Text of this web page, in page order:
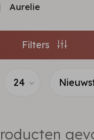
| Aurelie
Filters